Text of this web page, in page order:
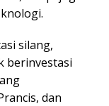
silang,
berinvestasi
dan